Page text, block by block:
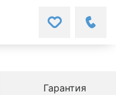
Гарантия